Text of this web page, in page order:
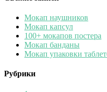
Мокап наушников
Мокап капсул
100+ мокапов постера
Мокап банданы
Мокап упаковки
Рубрики